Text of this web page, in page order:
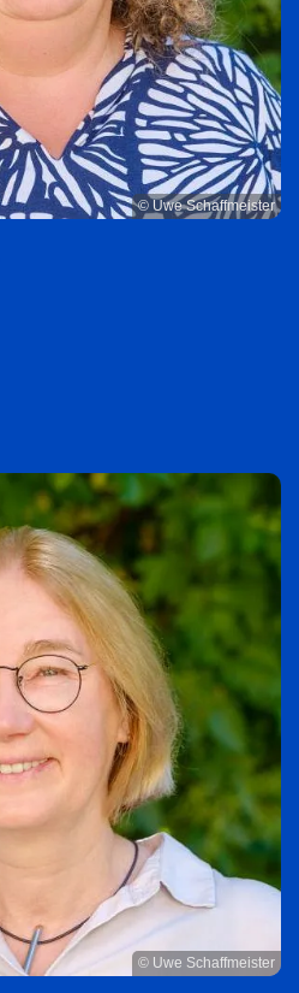
© Uwe Schaffmeister
© Uwe Schaffmeister